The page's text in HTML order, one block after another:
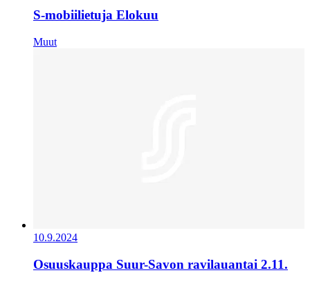
S-mobiilietuja Elokuu
Muut
10.9.2024
Osuuskauppa Suur-Savon ravilauantai 2.11.